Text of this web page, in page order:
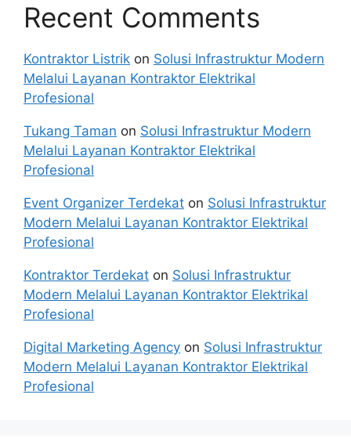
Recent Comments
Kontraktor Listrik on Solusi Infrastruktur Modern
Melalui Layanan Kontraktor Elektrikal
Profesional
Tukang Taman on Solusi Infrastruktur Modern
Melalui Layanan Kontraktor Elektrikal
Profesional
Event Organizer Terdekat on Solusi Infrastruktur
Modern Melalui Layanan Kontraktor Elektrikal
Profesional
Kontraktor Terdekat on Solusi Infrastruktur
Modern Melalui Layanan Kontraktor Elektrikal
Profesional
Digital Marketing Agency on Solusi Infrastruktur
Modern Melalui Layanan Kontraktor Elektrikal
Profesional